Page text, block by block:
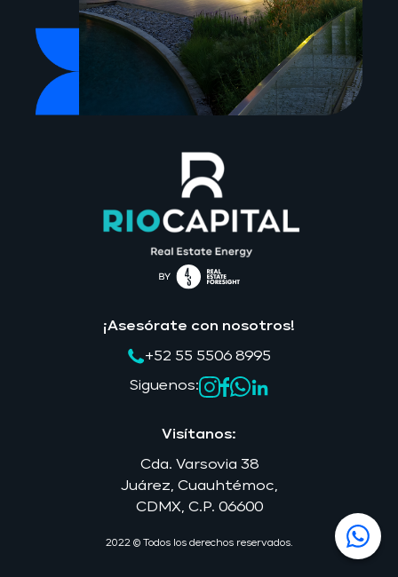
¡Asesórate con nosotros!
+52 55 5506 8995
Siguenos:
Visítanos:
Cda. Varsovia 38
Juárez, Cuauhtémoc,
CDMX, C.P. 06600
2022 © Todos los derechos reservados.